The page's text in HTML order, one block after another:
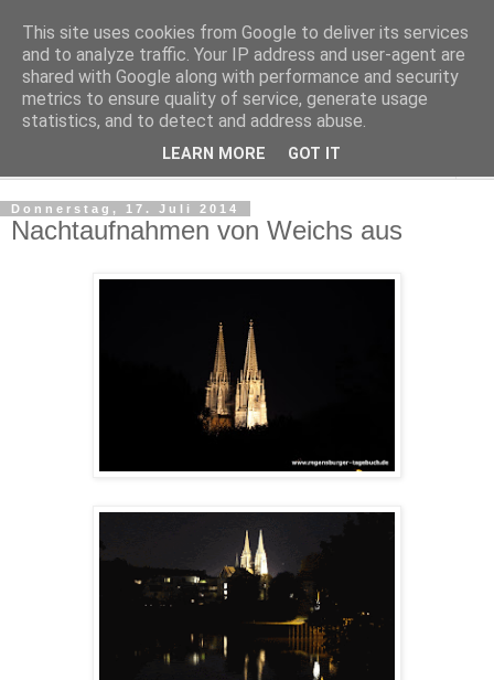
Regensburger Tagebuch
Notizen aus der nördlichsten Stadt Italiens
Donnerstag, 17. Juli 2014
Nachtaufnahmen von Weichs aus
This site uses cookies from Google to deliver its services
and to analyze traffic. Your IP address and user-agent are
shared with Google along with performance and security
metrics to ensure quality of service, generate usage
statistics, and to detect and address abuse.
LEARN MORE GOT IT